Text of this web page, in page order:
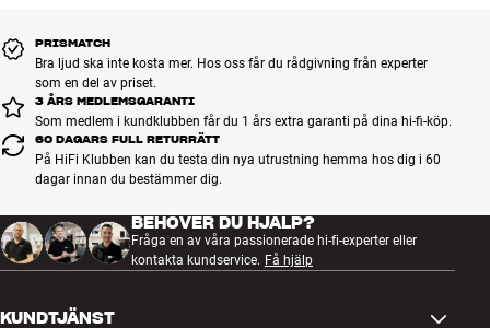
PRISMATCH
Bra ljud ska inte kosta mer. Hos oss får du rådgivning från experter
som en del av priset.
3 ÅRS MEDLEMSGARANTI
Som medlem i kundklubben får du 1 års extra garanti på dina hi-fi-köp.
60 DAGARS FULL RETURRÄTT
På HiFi Klubben kan du testa din nya utrustning hemma hos dig i 60
dagar innan du bestämmer dig.
BEHÖVER DU HJÄLP?
Fråga en av våra passionerade hi-fi-experter eller
kontakta kundservice. Få hjälp
KUNDTJÄNST